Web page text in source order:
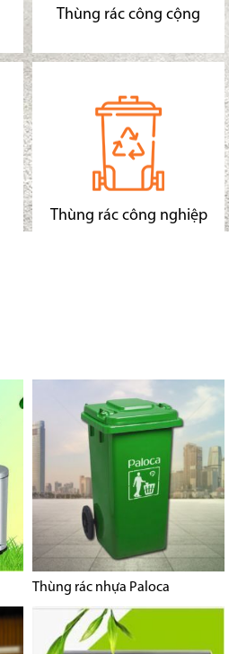
Thùng rác công cộng
Thùng rác công nghiệp
Thùng rác nhựa Paloca